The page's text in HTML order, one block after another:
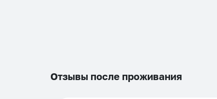
Отзывы после проживания